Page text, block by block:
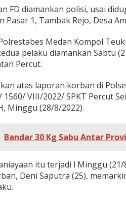
FD diamankan polisi, usai
Pasar 1, Tambak Rejo, Desa
Medan Kompol
pelaku diamankan Sabtu
Percut.
atas laporan korban di
1560/ VIII/2022/ SPKT Percut
Minggu (28/8/2022).
Bandar 30 Kg Sabu Antar
itu terjadi l Minggu (21/
Deni Saputra (25),